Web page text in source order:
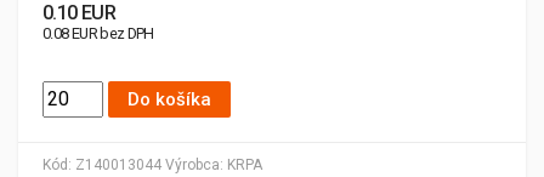
Kód: Z140013044 Výrobca: KRPA
0.10 EUR
0.08 EUR bez DPH
Do košíka